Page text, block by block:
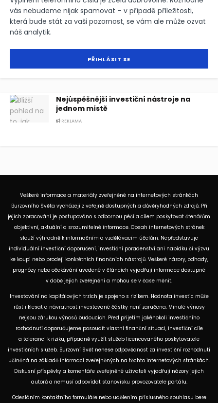
vás nebudeme nijak spamovat – v případě příležitosti,
která bude stát za vaši pozornost, se vám ale může ozvat
náš analytik.
Nejúspěšnější investiční nástroje na
jednom místě
REKLAMA
Veškeré informace a materiály zveřejněné na internetových stránkách
Burzovního Světa vycházejí z veřejně dostupných a důvěryhodných zdrojů. Při
jejich zpracování je postupováno s odbornou péčí a cílem poskytovat čtenářům
objektivní, aktuální a srozumitelné informace. Obsah internetových stránek
slouží výhradně k informačním a vzdělávacím účelům. Nepředstavuje
individuální investiční doporučení, investiční poradenství ani nabídku či výzvu
ke koupi nebo prodeji konkrétních finančních nástrojů. Veškeré názory, odhady,
prognózy nebo očekávání uvedené v článcích vyjadřují informace dostupné
v době jejich zveřejnění a mohou se v čase měnit.
Investování na kapitálových trzích je spojeno s rizikem. Hodnota investic může
růst i klesat a návratnost investované částky není zaručena. Minulé výnosy
nejsou zárukou výnosů budoucích. Před přijetím jakéhokoli investičního
rozhodnutí doporučujeme posoudit vlastní finanční situaci, investiční cíle
a toleranci k riziku, případně využít služeb licencovaného poskytovatele
investičních služeb. Burzovní Svět nenese odpovědnost za investiční rozhodnutí
učiněná na základě informací zveřejněných na těchto internetových stránkách.
Diskusní příspěvky a komentáře zveřejněné uživateli vyjadřují názory jejich
autorů a nemusí odpovídat stanovisku provozovatele portálu.
Odesláním kontaktního formuláře nebo udělením příslušného souhlasu bere